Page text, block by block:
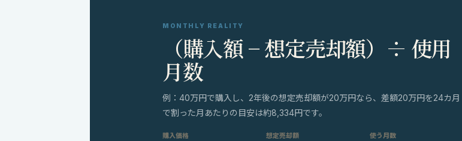
MONTHLY REALITY
（購入額 − 想定売却額）÷ 使用
月数
例：40万円で購入し、2年後の想定売却額が20万円なら、差額20万円を24カ月
で割った月あたりの目安は約8,334円です。
購入価格 想定売却額 使う月数